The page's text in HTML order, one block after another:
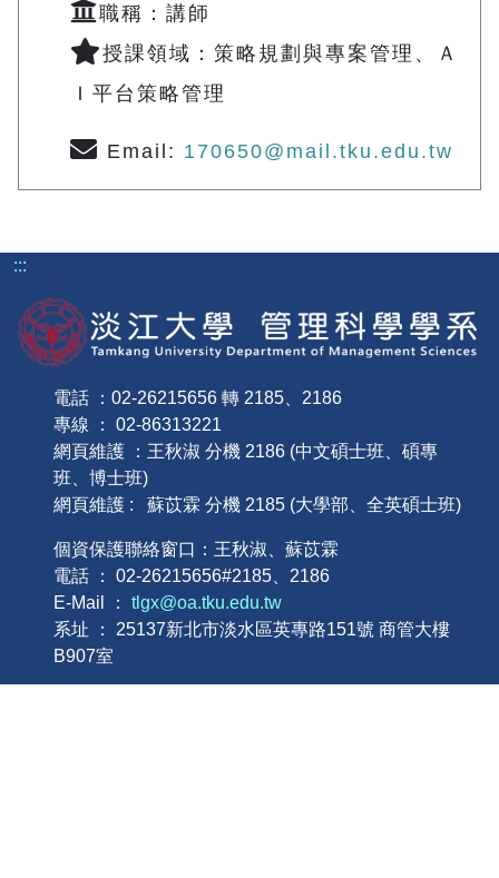
職稱：講師
授課領域：策略規劃與專案管理、Ａ
Ｉ平台策略管理
Email: 170650@mail.tku.edu.tw
:::
電話 ：02-26215656 轉 2185、2186
專線 ： 02-86313221
網頁維護 ：王秋淑 分機 2186 (中文碩士班、碩專
班、博士班)
網頁維護 : 蘇苡霖 分機 2185 (大學部、全英碩士班)
個資保護聯絡窗口：王秋淑、蘇苡霖
電話 ： 02-26215656#2185、2186
E-Mail ： tlgx@oa.tku.edu.tw
系址 ： 25137新北市淡水區英專路151號 商管大樓
B907室